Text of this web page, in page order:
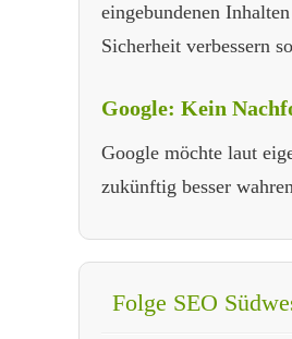
eingebundenen
Sicherheit verbessern
Google: Kein
Google möchte laut
zukünftig besser
Folge SEO